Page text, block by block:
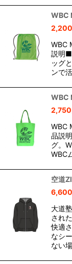
WBC
2,200
WBC
説明■
ッグ
ンで
WBC
2,750
WBC
品説
グ。
WBC
空道
6,600
大道
され
快適
なシ
ない